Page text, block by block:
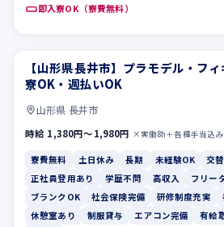
即入寮OK（寮費無料）
寮費無料 土日休み
【山形県長井市】プラモデル・フ
寮OK・週払いOK
山形県 長井市
時給 1,380円〜1,980円 ×実働8h＋各種手当込み
寮費無料 土日休み 長期 未経験OK 交
正社員登用あり
学歴不問 高収入 フリー
ブランクOK
社会保険完備 研修制度充実
休憩室あり
制服貸与 エアコン完備 有給